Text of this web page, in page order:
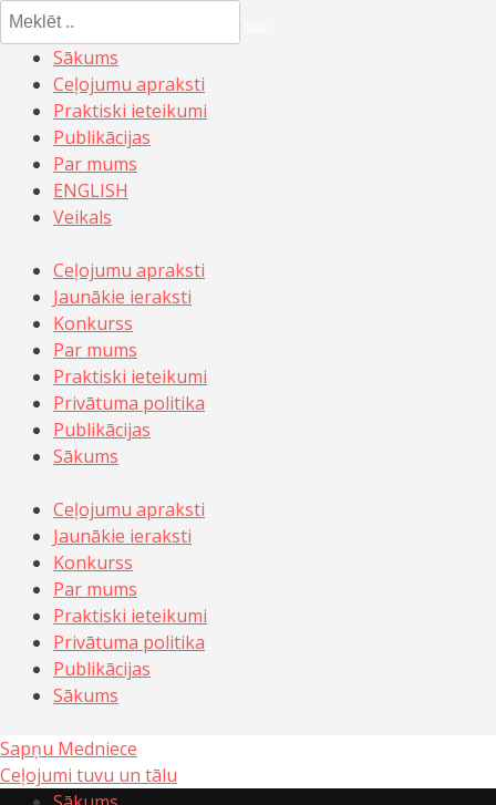
Meklēt:
Sākums
Ceļojumu apraksti
Praktiski ieteikumi
Publikācijas
Par mums
ENGLISH
Veikals
Ceļojumu apraksti
Jaunākie ieraksti
Konkurss
Par mums
Praktiski ieteikumi
Privātuma politika
Publikācijas
Sākums
Ceļojumu apraksti
Jaunākie ieraksti
Konkurss
Par mums
Praktiski ieteikumi
Privātuma politika
Publikācijas
Sākums
Sapņu Medniece
Ceļojumi tuvu un tālu